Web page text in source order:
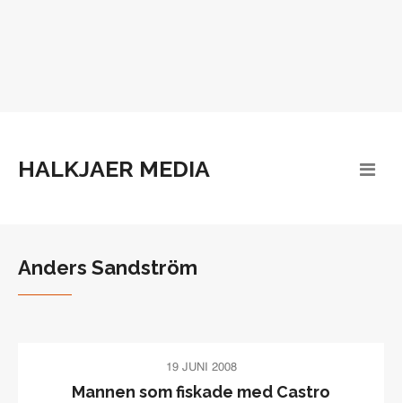
HALKJAER MEDIA
Anders Sandström
19 JUNI 2008
Mannen som fiskade med Castro